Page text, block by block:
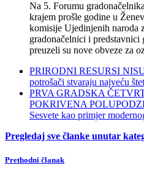
Na 5. Forumu
krajem prošle godine u
komisije Ujedinjenih naroda
gradonačelnici i predstavnici
preuzeli su nove obveze za
PRIRODNI RESURSI
potrošači stvaraju najveću
PRVA GRADSKA
POKRIVENA
Sesvete kao primjer
Pregledaj sve članke unutar
Prethodni članak